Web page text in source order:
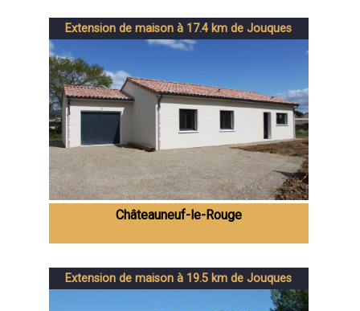
Extension de maison à 17.4 km de Jouques
Châteauneuf-le-Rouge
Extension de maison à 19.5 km de Jouques